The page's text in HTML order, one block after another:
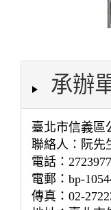
承辦
臺北市信義區
聯絡人：阮先
電話：
電郵：bp-
傳真：02-